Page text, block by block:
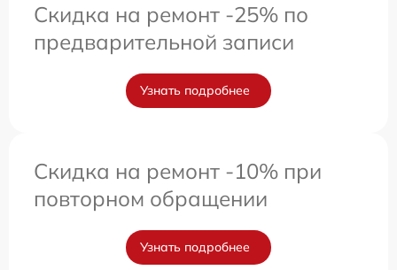
Скидка на ремонт -25% по
предварительной записи
Узнать подробнее
Скидка на ремонт -10% при
повторном обращении
Узнать подробнее